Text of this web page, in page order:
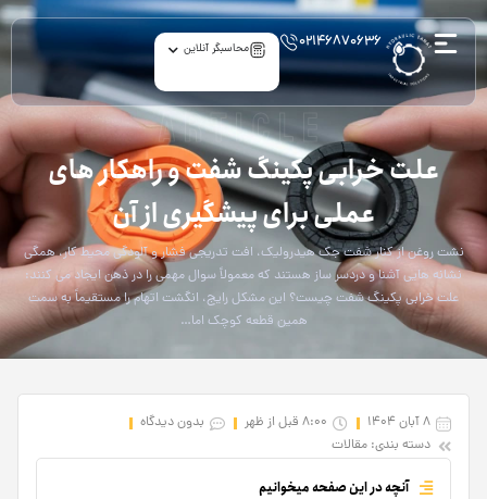
۰۲۱۴۶۸۷۰۶۳۶ محاسبگر آنلاین
article
علت خرابی پکینگ شفت و راهکار های
عملی برای پیشگیری از آن
نشت روغن از کنار شفت جک هیدرولیک، افت تدریجی فشار و آلودگی محیط کار، همگی
نشانه هایی آشنا و دردسر ساز هستند که معمولاً سوال مهمی را در ذهن ایجاد می کنند:
علت خرابی پکینگ شفت چیست؟ این مشکل رایج، انگشت اتهام را مستقیماً به سمت
همین قطعه کوچک اما…
8 آبان 1404 8:00 قبل از ظهر
بدون دیدگاه
دسته بندی: مقالات
آنچه در این صفحه میخوانیم